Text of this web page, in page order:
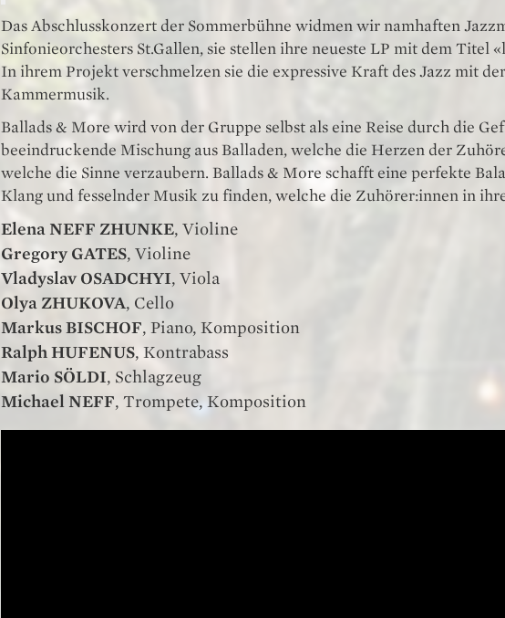
Das Abschlusskonzert der Sommerbühne widmen wir namhaften
Sinfonieorchesters St.Gallen, sie stellen ihre neueste LP mit dem Titel
In ihrem Projekt verschmelzen sie die expressive Kraft des Jazz mit
Kammermusik.
Ballads & More wird von der Gruppe selbst als eine Reise durch die
beeindruckende Mischung aus Balladen, welche die Herzen der
welche die Sinne verzaubern. Ballads & More schafft eine perfekte
Klang und fesselnder Musik zu finden, welche die Zuhörer:innen in
Elena NEFF ZHUNKE, Violine
Gregory GATES, Violine
Vladyslav OSADCHYI, Viola
Olya ZHUKOVA, Cello
Markus BISCHOF, Piano, Komposition
Ralph HUFENUS, Kontrabass
Mario SÖLDI, Schlagzeug
Michael NEFF, Trompete, Komposition